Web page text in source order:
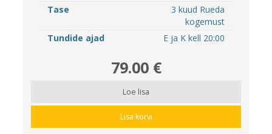
Tase
3 kuud Rueda
kogemust
Tundide ajad
E ja K kell 20:00
79.00 €
Loe lisa
Lisa korvi